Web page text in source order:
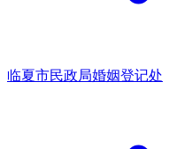
临夏市民政局婚姻登记处